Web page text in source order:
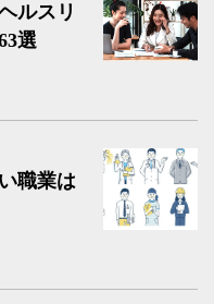
ルスリ
選
職業は